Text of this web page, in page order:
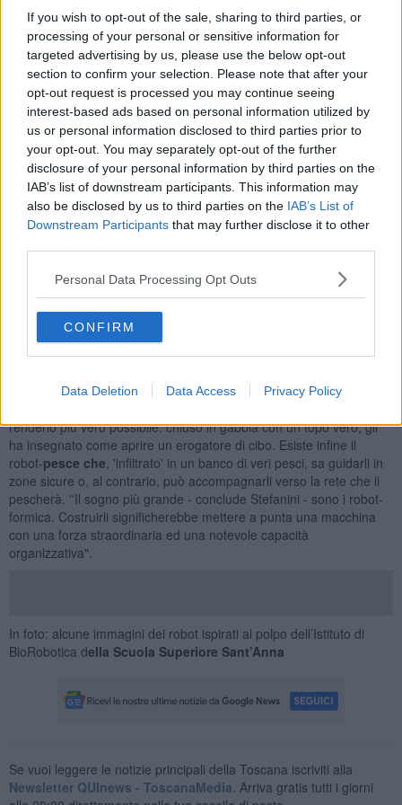
If you wish to opt-out of the sale, sharing to third parties, or
processing of your personal or sensitive information for
targeted advertising by us, please use the below opt-out
section to confirm your selection. Please note that after your
opt-out request is processed you may continue seeing
interest-based ads based on personal information utilized by
us or personal information disclosed to third parties prior to
your opt-out. You may separately opt-out of the further
disclosure of your personal information by third parties on the
IAB’s list of downstream participants. This information may
also be disclosed by us to third parties on the IAB’s List of
Downstream Participants that may further disclose it to other
Personal Data Processing Opt Outs
CONFIRM
Data Deletion Data Access Privacy Policy
meccanici coordinato da Sangbae Kim, è uno degli altri automi
ispirati dalla natura a cui ha guardato, fra i primi, l’Istituto di
BioRobotica della Scuola Superiore Sant’Anna,finendo per
creare quello che il suo Direttore Paolo Dario definisce uno “zoo
robotico”.
Il ghepardo appunto è soltanto l'ultimo arrivato dei automi che
imitano gli animali, in una sorta di zoo robotico al quale l'Italia
contribuisce in modo importante. "Abbiamo costruito anguille e
polpi robot, solo per citare quelli acquatici, e poi ma anche
lombrichi, topi e gechi", osserva Cesare Stefanini, ricercatore di
Bio-robotica della Scuola Superiore Sant'Anna di Pisa. Progettare e
costruire automi che imitano la natura è una continua sfida: ''si
costruiscono robot che si muovono come gli animali per farli
svolgere lavori pesanti''. Costruirli ''aiuta inoltre a carpire i segreti di
alcuni animali, come la capacità dei gechi di camminare a testa in
giù su pareti lisce'', prosegue il ricercatore. ''
esempio, abbiamo capito che le zampe del geco sono
'equipaggiate' con minuscoli ganci". Riproducendo il polpo, i
afferrare e di compiere operazioni complesse, come aprire un vaso.
renderlo più vero possibile: chiuso in gabbia con un topo vero, gli
ha insegnato come aprire un erogatore di cibo. Esiste infine il
robot-pesce che , 'infiltrato' in un banco di veri pesci, sa guidarli in
zone sicure o, al contrario, può accompagnarli verso la rete che li
pescherà. ''Il sogno più grande - conclude Stefanini - sono i robot-
formica. Costruirli significherebbe mettere a punta una macchina
con una forza straordinaria ed una notevole capacità
organizzativa".
In foto: alcune immagini dei robot ispirati al polpo dell’Istituto di
BioRobotica della Scuola Superiore Sant’Anna
Se vuoi leggere le notizie principali della Toscana iscriviti alla
Newsletter QUInews - ToscanaMedia. Arriva gratis tutti i giorni